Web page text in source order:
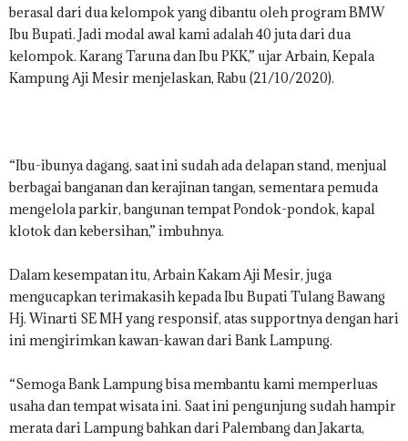
berasal dari dua kelompok yang dibantu oleh program BMW
Ibu Bupati. Jadi modal awal kami adalah 40 juta dari dua
kelompok. Karang Taruna dan Ibu PKK,” ujar Arbain, Kepala
Kampung Aji Mesir menjelaskan, Rabu (21/10/2020).
“Ibu-ibunya dagang, saat ini sudah ada delapan stand, menjual
berbagai banganan dan kerajinan tangan, sementara pemuda
mengelola parkir, bangunan tempat Pondok-pondok, kapal
klotok dan kebersihan,” imbuhnya.
Dalam kesempatan itu, Arbain Kakam Aji Mesir, juga
mengucapkan terimakasih kepada Ibu Bupati Tulang Bawang
Hj. Winarti SE MH yang responsif, atas supportnya dengan hari
ini mengirimkan kawan-kawan dari Bank Lampung.
“Semoga Bank Lampung bisa membantu kami memperluas
usaha dan tempat wisata ini. Saat ini pengunjung sudah hampir
merata dari Lampung bahkan dari Palembang dan Jakarta,